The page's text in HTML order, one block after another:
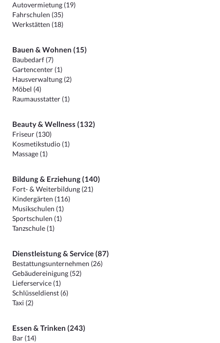
Autovermietung (19)
Fahrschulen (35)
Werkstätten (18)
Bauen & Wohnen (15)
Baubedarf (7)
Gartencenter (1)
Hausverwaltung (2)
Möbel (4)
Raumausstatter (1)
Beauty & Wellness (132)
Friseur (130)
Kosmetikstudio (1)
Massage (1)
Bildung & Erziehung (140)
Fort- & Weiterbildung (21)
Kindergärten (116)
Musikschulen (1)
Sportschulen (1)
Tanzschule (1)
Dienstleistung & Service (87)
Bestattungsunternehmen (26)
Gebäudereinigung (52)
Lieferservice (1)
Schlüsseldienst (6)
Taxi (2)
Essen & Trinken (243)
Bar (14)